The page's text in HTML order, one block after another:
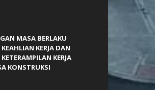
MASA BERLAKU
KERJA DAN
KERJA
KONSTRUKSI